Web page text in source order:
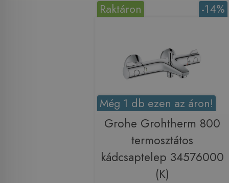
-14%
Raktáron
Még 1 db ezen az áron!
Grohe Grohtherm 800
termosztátos
kádcsaptelep 34576000
(K)